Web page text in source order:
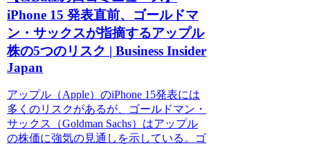
iPhone 15 発表直前、ゴールドマ
ン・サックスが指摘するアップル
株の5つのリスク | Business Insider
Japan
アップル（Apple）のiPhone 15発表には
多くのリスクがあるが、ゴールドマン・
サックス（Goldman Sachs）はアップル
の株価に強気の見通しを示している。ゴ